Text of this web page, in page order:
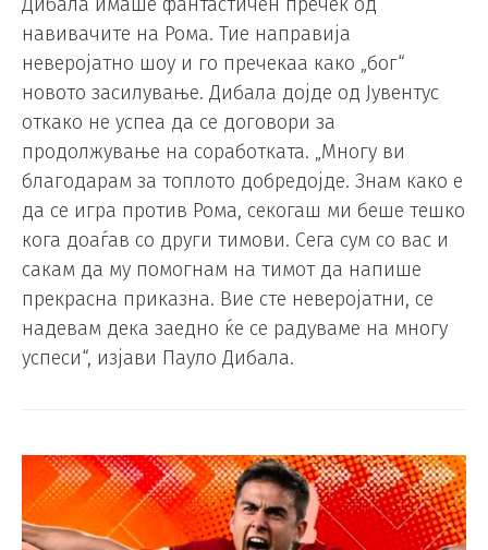
навивачите на Рома. Тие направија
неверојатно шоу и го пречекаа како „бог“
новото засилување. Дибала дојде од Јувентус
откако не успеа да се договори за
продолжување на соработката. „Многу ви
благодарам за топлото добредојде. Знам како е
да се игра против Рома, секогаш ми беше тешко
кога доаѓав со други тимови. Сега сум со вас и
сакам да му помогнам на тимот да напише
прекрасна приказна. Вие сте неверојатни, се
надевам дека заедно ќе се радуваме на многу
успеси“, изјави Пауло Дибала.